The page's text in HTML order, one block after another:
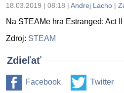
18.03.2019 | 08:18 | Andrej Lacho |
Na STEAMe hra Estranged: Act
Zdroj: STEAM
Zdieľať
Facebook Twitter